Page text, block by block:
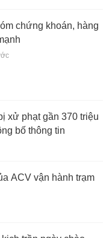
chứng khoán, hàng
xử phạt gần 370 triệu
bố thông tin
ACV vận hành trạm